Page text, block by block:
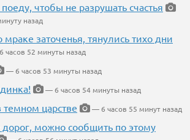
чтобы не разрушать счастья
назад
мраке заточенья, тянулись тихо дни
часов 52 минуты назад
— 6 часов 53 минуты назад
— 6 часов 54 минуты назад
темном царстве
— 6 часов 55 минут назад
дорог, можно сообщить по этому